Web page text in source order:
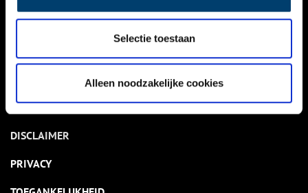
Selectie toestaan
Alleen noodzakelijke cookies
NIEUWSBRIEF
DISCLAIMER
PRIVACY